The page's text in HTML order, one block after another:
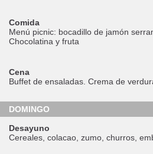
Comida
Menú picnic: bocadillo de jamón
Chocolatina y fruta
Cena
Buffet de ensaladas. Crema de
DOMINGO
Desayuno
Cereales, colacao, zumo, churros,